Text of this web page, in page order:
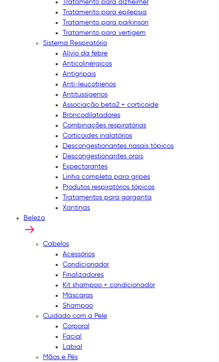
Tratamento para alzheimer
Tratamento para epilepsia
Tratamento para parkinson
Tratamento para vertigem
Sistema Respiratório
Alívio da febre
Anticolinérgicos
Antigripais
Anti-leucotrienos
Antitussígenos
Associação beta2 + corticoide
Broncodilatadores
Combinações respiratórias
Corticoides inalatórios
Descongestionantes nasais tópicos
Descongestionantes orais
Expectorantes
Linha completa para gripes
Produtos respiratórios tópicos
Tratamentos para garganta
Xantinas
Beleza
Cabelos
Acessórios
Condicionador
Finalizadores
Kit shampoo + condicionador
Máscaras
Shampoo
Cuidado com a Pele
Corporal
Facial
Labial
Mãos e Pés